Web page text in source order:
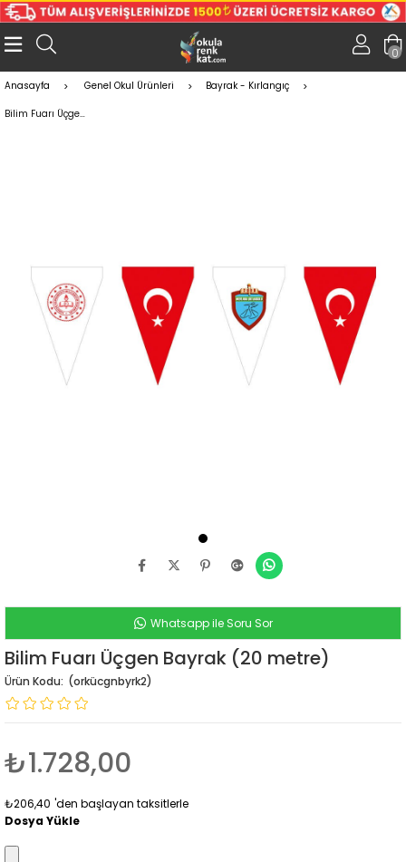
0
Anasayfa Genel Okul Ürünleri Bayrak - Kırlangıç
Bilim Fuarı Üçgen Bayrak (20 metre)
Whatsapp ile Soru Sor
Bilim Fuarı Üçgen Bayrak (20 metre)
(orkücgnbyrk2)
₺1.728,00
₺206,40 'den başlayan taksitlerle
Dosya Yükle